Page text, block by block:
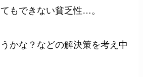
もできない貧乏性…。
かな？などの解決策を考え中